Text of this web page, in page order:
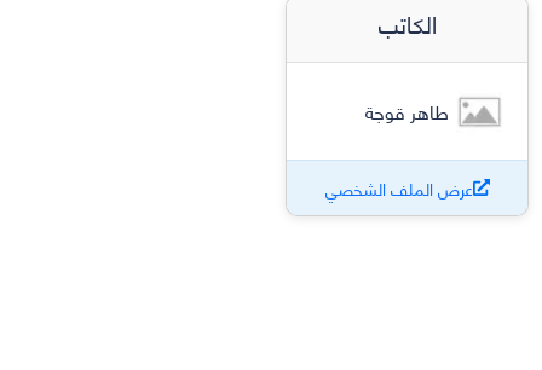
الكاتب
طاهر قوجة
عرض الملف الشخصي